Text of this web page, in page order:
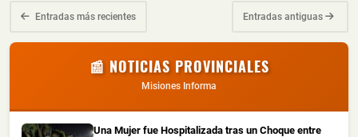
Entradas más recientes Entradas antiguas
📰 NOTICIAS PROVINCIALES
Misiones Informa
Una Mujer fue Hospitalizada tras un Choque entre